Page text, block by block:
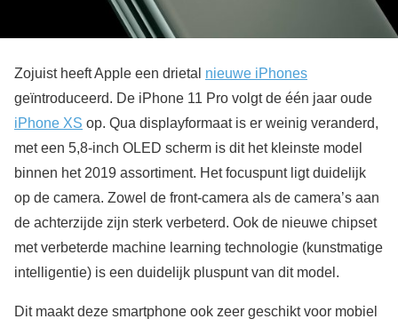
Zojuist heeft Apple een drietal nieuwe iPhones
geïntroduceerd. De iPhone 11 Pro volgt de één jaar oude
iPhone XS op. Qua displayformaat is er weinig veranderd,
met een 5,8-inch OLED scherm is dit het kleinste model
binnen het 2019 assortiment. Het focuspunt ligt duidelijk
op de camera. Zowel de front-camera als de camera’s aan
de achterzijde zijn sterk verbeterd. Ook de nieuwe chipset
met verbeterde machine learning technologie (kunstmatige
intelligentie) is een duidelijk pluspunt van dit model.
Dit maakt deze smartphone ook zeer geschikt voor mobiel